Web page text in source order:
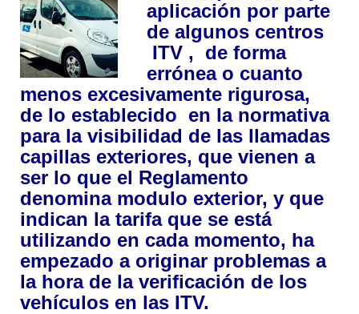
aplicación por parte
de algunos centros
ITV , de forma
errónea o cuanto
menos excesivamente rigurosa,
de lo establecido en la normativa
para la visibilidad de las llamadas
capillas exteriores, que vienen a
ser lo que el Reglamento
denomina modulo exterior, y que
indican la tarifa que se está
utilizando en cada momento, ha
empezado a originar problemas a
la hora de la verificación de los
vehículos en las ITV.